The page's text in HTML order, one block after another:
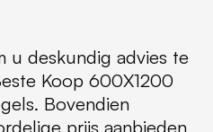
u deskundig advies te
Koop 600X1200
Bovendien
prijs aanbieden